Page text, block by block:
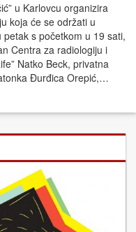
u Karlovcu organizira
koja će se održati u
s početkom u 19 sati,
Centra za radiologiju i
Natko Beck, privatna
Đurđica Orepić,…